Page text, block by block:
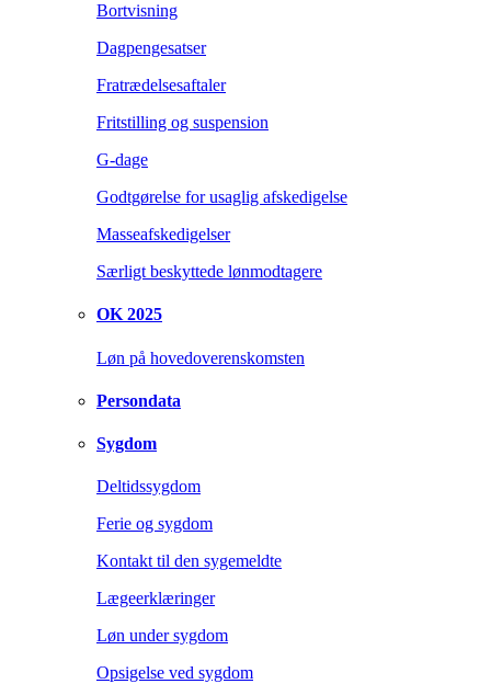
Bortvisning
Dagpengesatser
Fratrædelsesaftaler
Fritstilling og suspension
G-dage
Godtgørelse for usaglig afskedigelse
Masseafskedigelser
Særligt beskyttede lønmodtagere
OK 2025
Løn på hovedoverenskomsten
Persondata
Sygdom
Deltidssygdom
Ferie og sygdom
Kontakt til den sygemeldte
Lægeerklæringer
Løn under sygdom
Opsigelse ved sygdom